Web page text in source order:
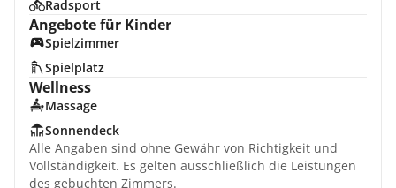
Radsport
Angebote für Kinder
Spielzimmer
Spielplatz
Wellness
Massage
Sonnendeck
Alle Angaben sind ohne Gewähr von Richtigkeit und
Vollständigkeit. Es gelten ausschließlich die Leistungen
des gebuchten Zimmers.